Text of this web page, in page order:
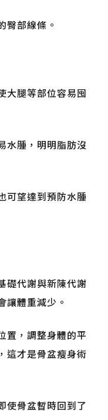
臀部線條。
大腿等部位容易囤
水腫，明明脂肪沒
可望達到預防水腫
礎代謝與新陳代謝
讓體重減少。
置，調整身體的平
這才是骨盆瘦身術
使骨盆暫時回到了